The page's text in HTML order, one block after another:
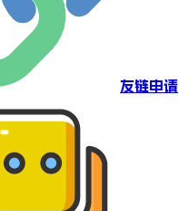
友链申请